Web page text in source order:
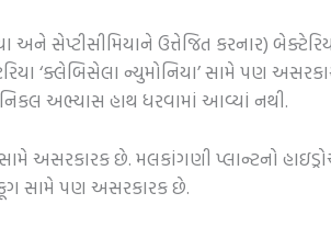
સેપ્ટીસીમિયાને ઉત્તેજિત કરનાર)
‘ક્લેબિસેલા ન્યુમોનિયા’ સામે પણ
અભ્યાસ હાથ ધરવામાં આવ્યાં નથી.
અસરકારક છે. મલકાંગણી પ્લાન્ટનો
સામે પણ અસરકારક છે.